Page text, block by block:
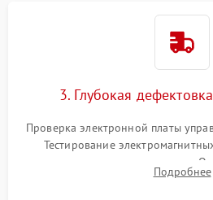
3. Глубокая
Проверка электронной платы
Тестирование
температуры и расходомера.
жерновов кофемолки,
Подробнее